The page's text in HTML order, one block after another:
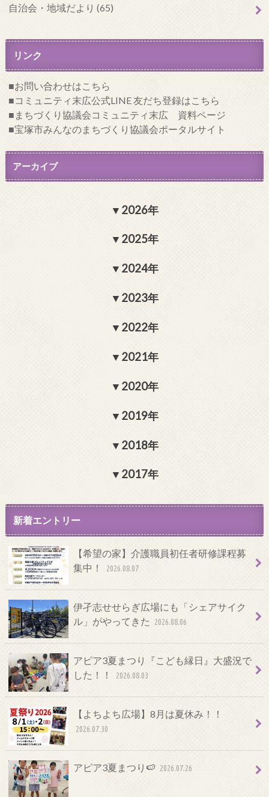
自治会・地域だより (65)
リンク
お問い合わせはこちら
コミュニティ末広公式LINE 友だち登録はこちら
まちづくり協議会コミュニティ末広 資料ページ
宝塚市みんなのまちづくり協議会ポータルサイト
アーカイブ
2026年
2025年
2024年
2023年
2022年
2021年
2020年
2019年
2018年
2017年
新着エントリー
【希望の家】介護職員初任者研修課程募
集中！
2026.08.07
伊孑志せせらぎ広場にも「シェアサイク
ル」がやってきた
2026.08.06
アピア3夏まつり『こども縁日』大盛況で
した！！
2026.08.03
【よちよち広場】8月は夏休み！！
2026.07.30
アピア3夏まつり🍉 2026.07.26